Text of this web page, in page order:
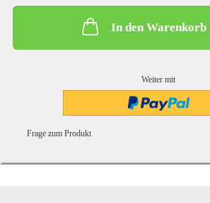
In den Warenkorb
Weiter mit
Frage zum Produkt